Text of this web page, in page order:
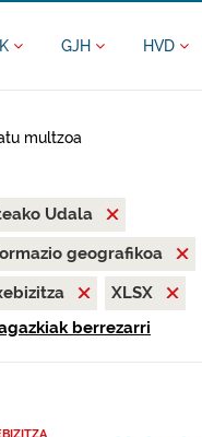
GJH HVD
multzoa
Udala
geografikoa
XLSX
berrezarri